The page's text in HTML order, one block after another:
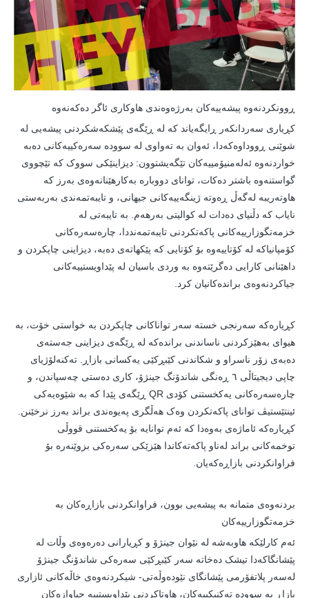
ڕوونکردنەوە پیشەییەکان بەرژەوەندی هاوکاری ئاگر دەکەنەوە
کڕیاری سەردانکەر ڕایگەیاند کە لە ڕێگەی پێشکەشکردنی پیشەیی لە
شوێنی ڕووداوەکەدا، ئەوان بە تەواوی لە سوودە سەرەکییەکانی دەبە
خواردنەوە ئەلەمنیۆمییەکان تێگەیشتوون: دیزاینێکی سووک کە تێچووی
گواستنەوە باشتر دەکات، توانای دووبارە بەکارهێنانەوەی بەرز کە
هاوتەریبە لەگەڵ ڕەوتە ژینگەییەکانی جیهانی، و تایبەتمەندی بەربەستی
نایاب کە دڵنیای دەدات لە کوالیتی بەرهەم. بە تایبەتی لە
خزمەتگوزارییەکانی پاکەتکردنی تایبەتمەنددا، چارەسەرەکانی
کۆمپانیاکە لە کۆتاییەوە بۆ کۆتایی کە پێکهاتەی دەبە، دیزاینی چاپکردن و
داهێنانی کارایی دەگرێتەوە بە وردی باسیان لە پێداویستییەکانی
جیاکردنەوەی براندەکانیان کرد.
کڕیارەکە سەرنجی خستە سەر تواناکانی چاپکردن بە خواستی خۆت، بە
هیوای بەهێزکردنی ناساندنی براندەکە لە ڕێگەی دیزاینی جەستەی
دەبەی زۆر ناسراو و شکاندنی کێبڕکێی یەکسانی بازاڕ. تەکنەلۆژیای
چاپی دیجیتاڵی ٦ ڕەنگی شاندۆنگ جینژۆ، کاری دەستی چەسپاندن، و
چارەسەرەکانی یەکخستنی کۆدی QR ڕێگەی پێدا کە بە شێوەیەکی
ئینتێستیڤ توانای پاکەتکردن وەک هەڵگری پەیوەندی براند بەرز نرخێنن.
کڕیارەکە ئاماژەی بەوەدا کە ئەم توانایە بۆ یەکخستنی قووڵی
توخمەکانی براند لەناو پاکەتەکاندا هێزێکی سەرەکی بزوێنەرە بۆ
فراوانکردنی بازاڕەکەیان.
بردنەوەی متمانە بە پیشەیی بوون، فراوانکردنی بازاڕەکان بە
خزمەتگوزارییەکان
ئەم کارلێکە هاوبەشە لە نێوان جینژۆ و کڕیارانی دەرەوەی وڵات لە
پێشانگاکەدا تیشک دەخاتە سەر کێبڕکێی سەرەکی شاندۆنگ جینژۆ
لەسەر پلاتفۆرمی پێشانگای نێودەوڵەتی- شیکردنەوەی خاڵەکانی ئازاری
بازاڕ بە سوودە تەکنیکییەکان، هاوتاکردنی پێداویستییە جیاوازەکان